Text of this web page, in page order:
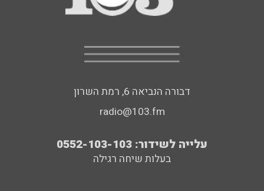
דבורה הנביאה 6, רמת השרון
radio@103.fm
עלייה לשידור: 0552-103-103
בעלות שיחה רגילה